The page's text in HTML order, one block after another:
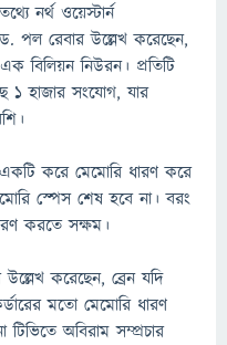
নর্থ ওয়েস্টার্ন
পল রেবার উল্লেখ করেছেন,
বিলিয়ন নিউরন। প্রতিটি
১ হাজার সংযোগ, যার
একটি করে মেমোরি ধারণ করে
স্পেস শেষ হবে না। বরং
করতে সক্ষম।
করেছেন, ব্রেন যদি
মতো মেমোরি ধারণ
অবিরাম সম্প্রচার